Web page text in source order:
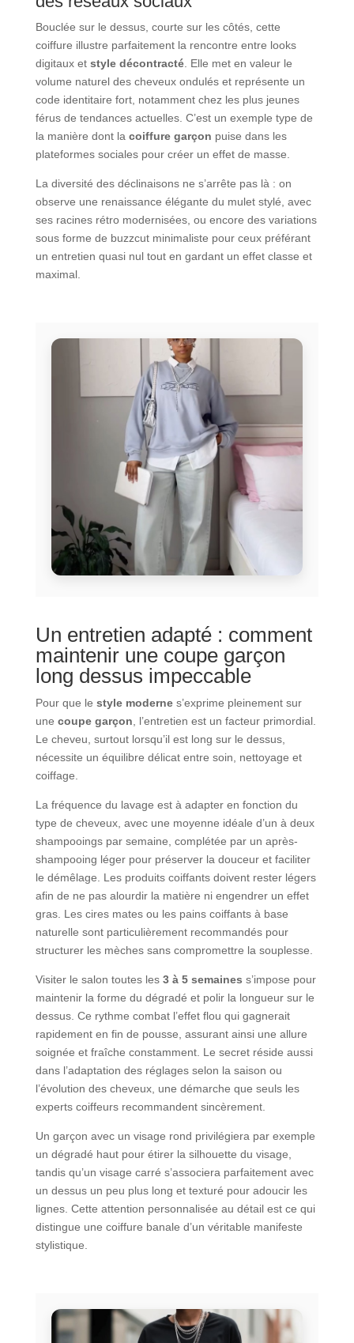
Bouclée sur le dessus, courte sur les côtés, cette
coiffure illustre parfaitement la rencontre entre looks
digitaux et style décontracté. Elle met en valeur le
volume naturel des cheveux ondulés et représente un
code identitaire fort, notamment chez les plus jeunes
férus de tendances actuelles. C’est un exemple type de
la manière dont la coiffure garçon puise dans les
plateformes sociales pour créer un effet de masse.
La diversité des déclinaisons ne s’arrête pas là : on
observe une renaissance élégante du mulet stylé, avec
ses racines rétro modernisées, ou encore des variations
sous forme de buzzcut minimaliste pour ceux préférant
un entretien quasi nul tout en gardant un effet classe et
maximal.
Un entretien adapté : comment
maintenir une coupe garçon
long dessus impeccable
Pour que le style modernes’exprime pleinement sur
une coupe garçon , l’entretien est un facteur primordial.
Le cheveu, surtout lorsqu’il est long sur le dessus,
nécessite un équilibre délicat entre soin, nettoyage et
coiffage.
La fréquence du lavage est à adapter en fonction du
type de cheveux, avec une moyenne idéale d’un à deux
shampooings par semaine, complétée par un après-
shampooing léger pour préserver la douceur et faciliter
le démêlage. Les produits coiffants doivent rester légers
afin de ne pas alourdir la matière ni engendrer un effet
gras. Les cires mates ou les pains coiffants à base
naturelle sont particulièrement recommandés pour
structurer les mèches sans compromettre la souplesse.
Visiter le salon toutes les 3 à 5 semaines s’impose pour
maintenir la forme du dégradé et polir la longueur sur le
dessus. Ce rythme combat l’effet flou qui gagnerait
rapidement en fin de pousse, assurant ainsi une allure
soignée et fraîche constamment. Le secret réside aussi
dans l’adaptation des réglages selon la saison ou
l’évolution des cheveux, une démarche que seuls les
experts coiffeurs recommandent sincèrement.
Un garçon avec un visage rond privilégiera par exemple
un dégradé haut pour étirer la silhouette du visage,
tandis qu’un visage carré s’associera parfaitement avec
un dessus un peu plus long et texturé pour adoucir les
lignes. Cette attention personnalisée au détail est ce qui
distingue une coiffure banale d’un véritable manifeste
stylistique.